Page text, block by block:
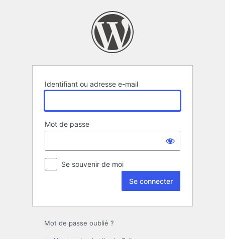
Identifiant ou adresse e-mail
Mot de passe
Se souvenir de moi
Mot de passe oublié ?